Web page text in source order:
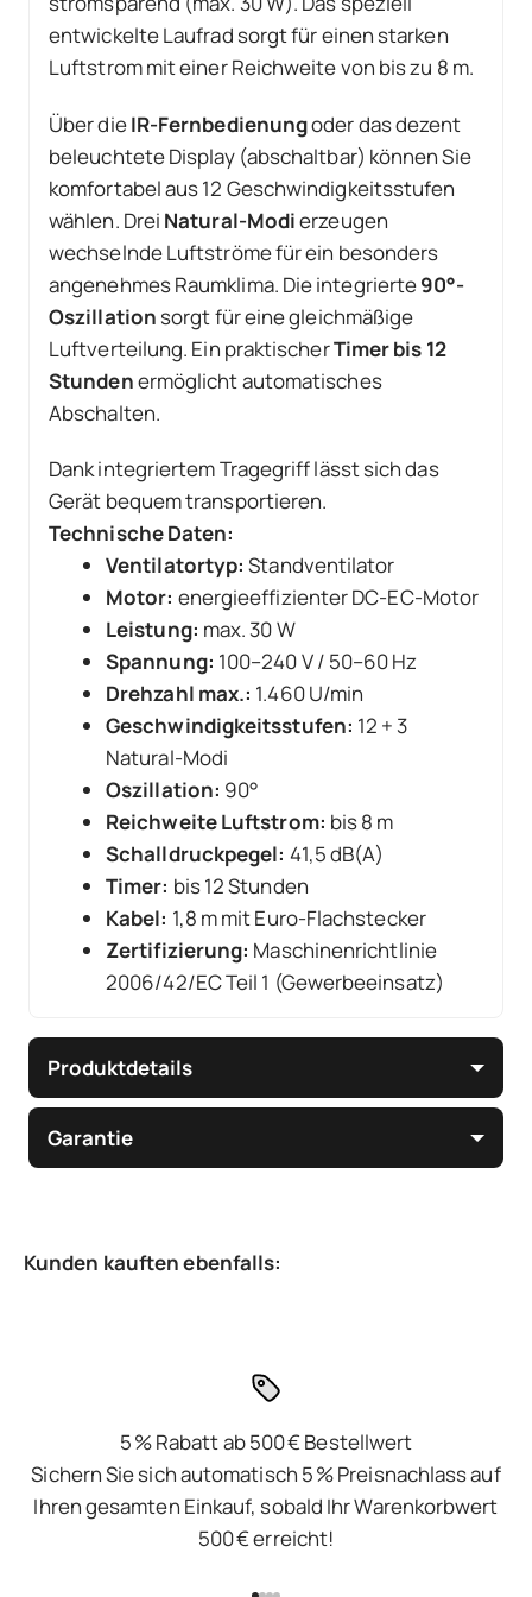
entwickelte Laufrad sorgt für einen starken
Luftstrom mit einer Reichweite von bis zu 8 m.
Über dieIR-Fernbedienungoder das dezent
beleuchtete Display (abschaltbar) können Sie
komfortabel aus 12 Geschwindigkeitsstufen
wählen. Drei Natural-Modierzeugen
wechselnde Luftströme für ein besonders
angenehmes Raumklima. Die integrierte90°-
Oszillation sorgt für eine gleichmäßige
Luftverteilung. Ein praktischerTimer bis 12
Stundenermöglicht automatisches
Abschalten.
Dank integriertem Tragegriff lässt sich das
Gerät bequem transportieren.
Technische Daten:
Ventilatortyp: Standventilator
Motor: energieeffizienter DC-EC-Motor
Leistung: max. 30 W
Spannung: 100–240 V / 50–60 Hz
Drehzahl max.: 1.460 U/min
Geschwindigkeitsstufen: 12 + 3
Natural-Modi
Oszillation: 90°
Reichweite Luftstrom: bis 8 m
Schalldruckpegel: 41,5 dB(A)
Timer: bis 12 Stunden
Kabel: 1,8 m mit Euro-Flachstecker
Zertifizierung: Maschinenrichtlinie
2006/42/EC Teil 1 (Gewerbeeinsatz)
Produktdetails
Garantie
5 % Rabatt ab 500 € Bestellwert
Sichern Sie sich automatisch 5 % Preisnachlass auf
Ihren gesamten Einkauf, sobald Ihr Warenkorbwert
500 € erreicht!